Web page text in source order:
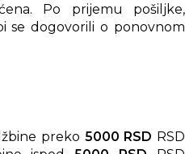
Po prijemu pošiljke,
se dogovorili o ponovnom
preko 5000 RSD RSD